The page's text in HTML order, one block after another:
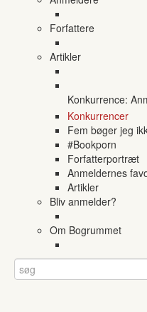
Forfattere
Artikler
Konkurrence:
Konkurrencer
Fem bøger jeg
#Bookporn
Forfatterportræt
Anmeldernes
Artikler
Bliv anmelder?
Om Bogrummet